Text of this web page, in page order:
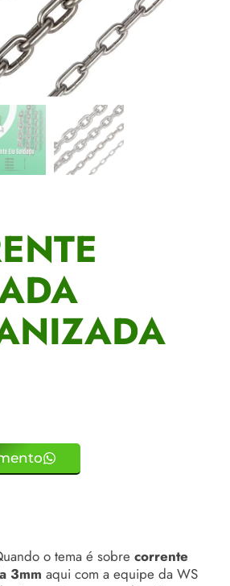
o tema é sobre corrente
3mm aqui com a equipe da WS